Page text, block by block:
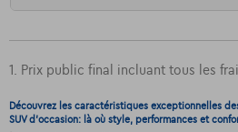
1. Prix public final incluant tous les
Découvrez les caractéristiques exceptionnelles
SUV d'occasion: là où style, performances et